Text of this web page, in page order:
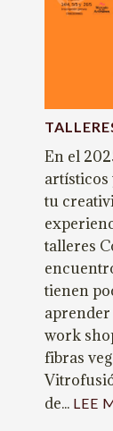
En el
artísticos
tu
talleres
tienen
work
fibras
de... LEE